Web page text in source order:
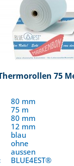
75
80 mm
75 m
80 mm
12 mm
blau
ohne
aussen
BLUE4EST®